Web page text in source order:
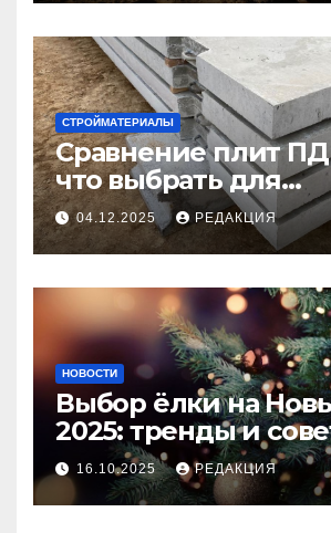
СТРОЙМАТЕРИАЛЫ
Сравнение плит
что выбрать для
долговечного и
покрытия
04.12.2025 РЕДАКЦИЯ
НОВОСТИ
Выбор ёлки на
2025: тренды и
идеального
16.10.2025 РЕДАКЦИЯ